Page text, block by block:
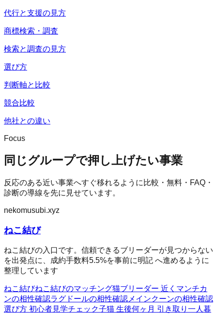
代行と支援の見方
商標検索・調査
検索と調査の見方
選び方
判断軸と比較
競合比較
他社との違い
Focus
同じグループで押し上げたい事業
反応のある近い事業へすぐ移れるように比較・無料・FAQ・
診断の導線を先に見せています。
nekomusubi.xyz
ねこ結び
ねこ結びの入口です。信頼できるブリーダーが見つからない
を出発点に、成約手数料5.5%を事前に明記 へ進めるように
整理しています
ねこ結びねこ結びのマッチング猫ブリーダー 近く マンチカ
ンの相性確認ラグドールの相性確認 メインクーンの相性確認
選び方 初心者見学チェック子猫 生後何ヶ月 引き取り 一人暮